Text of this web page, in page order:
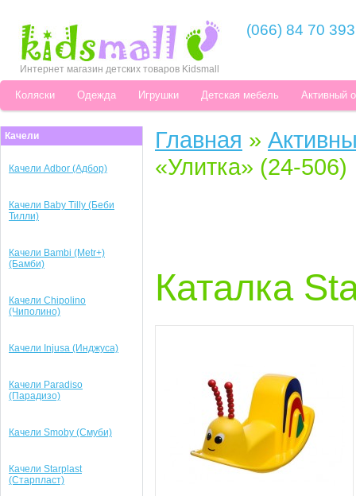
Интернет магазин детских товаров Kidsmall
(066) 84 70 393
Коляски Одежда Игрушки Детская мебель Активный
Качели
Качели Adbor (Адбор)
Качели Baby Tilly (Беби
Тилли)
Качели Bambi (Metr+)
(Бамби)
Качели Chipolino
(Чиполино)
Качели Injusa (Инджуса)
Качели Paradiso
(Парадизо)
Качели Smoby (Смуби)
Качели Starplast
(Старпласт)
Главная »
«Улитка» (24-506)
Каталка